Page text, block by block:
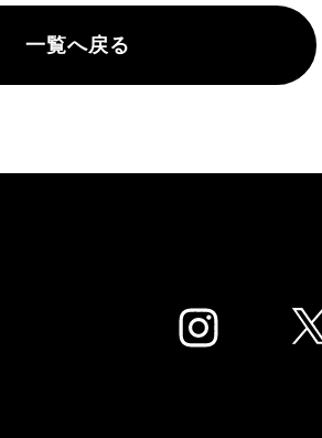
一覧へ戻る